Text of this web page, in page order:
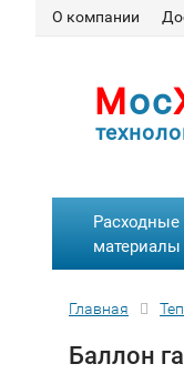
О компании
Мос
Расходные
материалы
Главная
Баллон